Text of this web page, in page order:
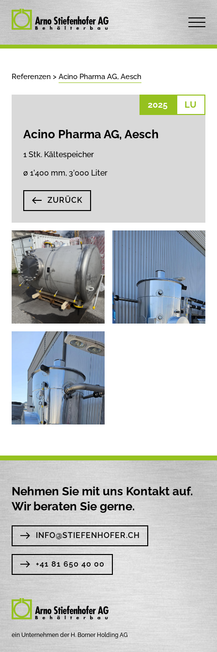
Referenzen > Acino Pharma AG, Aesch
2025 LU
Acino Pharma AG, Aesch
1 Stk. Kältespeicher
ø 1’400 mm, 3’000 Liter
ZURÜCK
Nehmen Sie mit uns Kontakt auf.
Wir beraten Sie gerne.
INFO@STIEFENHOFER.CH
+41 81 650 40 00
ein Unternehmen der H. Borner Holding AG